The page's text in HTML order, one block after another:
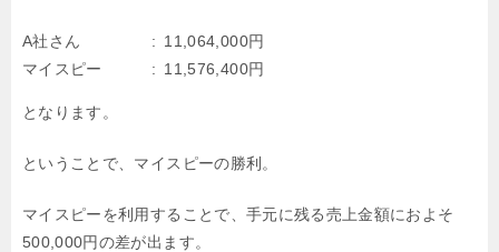
A社さん
11,064,000円
マイスピー
11,576,400円
となります。
ということで、マイスピーの勝利。
マイスピーを利用することで、手元に残る売上金額におよそ
500,000円の差が出ます。